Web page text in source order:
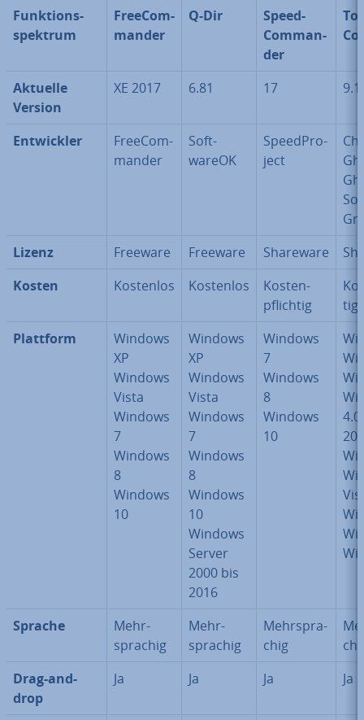
Funk­ti­ons­
spek­trum
Free­Com­
man­der
Q-Dir
Speed­
Com­man­
der
Aktuelle
Version
XE 2017 6.81 17
Ent­wick­ler
Free­Com­
man­der
Soft­
wareOK
Speed­Pro­
ject
Lizenz
Freeware Freeware Shareware
Kosten
Kostenlos Kostenlos
Kos­ten­
pflich­tig
tig
Plattform
Windows
XP
Windows
Vista
Windows
7
Windows
8
Windows
10
Windows
XP
Windows
Vista
Windows
7
Windows
8
Windows
10
Windows
Server
2000 bis
2016
Windows
7
Windows
8
Windows
10
Sprache
Mehr­
spra­chig
Mehr­
spra­chig
Mehr­spra­
chig
Drag-and-
drop
Ja Ja Ja Ja